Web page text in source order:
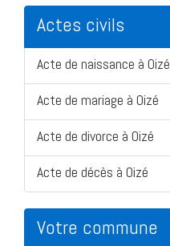
Actes civils
Acte de naissance à Oizé
Acte de mariage à Oizé
Acte de divorce à Oizé
Acte de décès à Oizé
Votre commune